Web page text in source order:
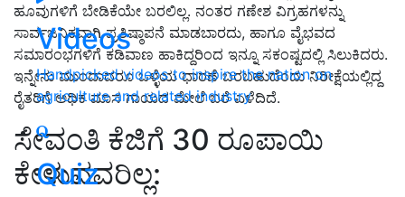
Videos
Handpicked videos to inspire the nation on
agriculture and related industry
Quiz
ಹೂವುಗಳಿಗೆ ಬೇಡಿಕೆಯೇ ಬರಲಿಲ್ಲ. ನಂತರ ಗಣೇಶ ವಿಗ್ರಹಗಳನ್ನು
ಸಾರ್ವಜನಿಕವಾಗಿ ಪ್ರತಿಷ್ಠಾಪನೆ ಮಾಡಬಾರದು, ಹಾಗೂ ವೈಭವದ
ಸಮಾರಂಭಗಳಿಗೆ ಕಡಿವಾಣ ಹಾಕಿದ್ದರಿಂದ ಇನ್ನೂ ಸಕಂಷ್ಟದಲ್ಲಿ ಸಿಲುಕಿದರು.
ಇನ್ನೇನು ಮುಂದಾದರೂ ಒಳ್ಳೆಯ ಧಾರಣೆ ಬರಬಹುದೆಂದು ನಿರೀಕ್ಷೆಯಲ್ಲಿದ್ದ
ರೈತರಿಗೆ ಅಧಿಕ ಮಾಸ ಗಾಯದ ಮೇಲೆ ಬರೆ ಎಳೆದಿದೆ.
ಸೇವಂತಿ ಕೆಜಿಗೆ 30 ರೂಪಾಯಿ
ಕೇಳುವವರಿಲ್ಲ: